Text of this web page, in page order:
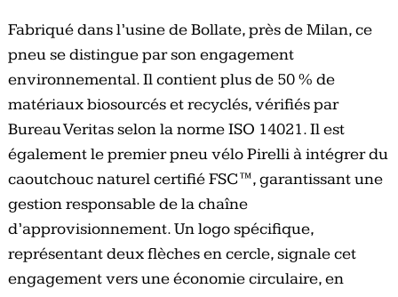
Fabriqué dans l’usine de Bollate, près de Milan, ce
pneu se distingue par son engagement
environnemental. Il contient plus de 50 % de
matériaux biosourcés et recyclés, vérifiés par
Bureau Veritas selon la norme ISO 14021. Il est
également le premier pneu vélo Pirelli à intégrer du
caoutchouc naturel certifié FSC™, garantissant une
gestion responsable de la chaîne
d’approvisionnement. Un logo spécifique,
représentant deux flèches en cercle, signale cet
engagement vers une économie circulaire, en